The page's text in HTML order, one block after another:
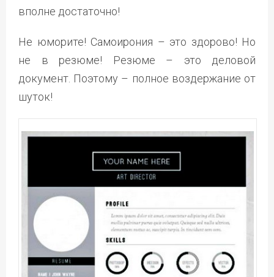
вполне достаточно!
Не юморите! Самоирония – это здорово! Но
не в резюме! Резюме – это деловой
документ. Поэтому – полное воздержание от
шуток!